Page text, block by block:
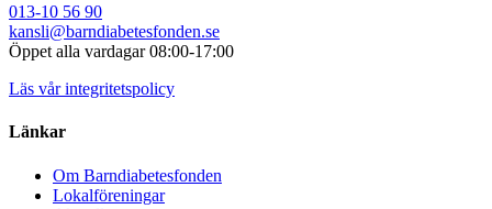
013-10 56 90
kansli@barndiabetesfonden.se
Öppet alla vardagar 08:00-17:00
Läs vår integritetspolicy
Länkar
Om Barndiabetesfonden
Lokalföreningar